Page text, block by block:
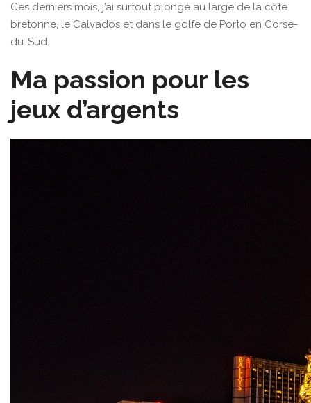
Ces derniers mois, j’ai surtout plongé au large de la côte
bretonne, le Calvados et dans le golfe de Porto en Corse-
du-Sud.
Ma passion pour les
jeux d’argents